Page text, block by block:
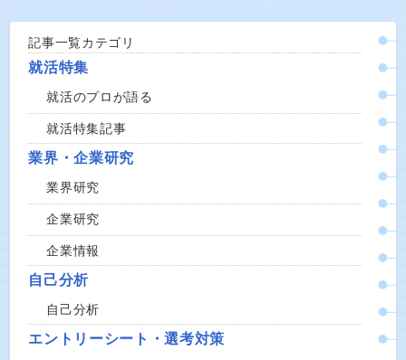
記事一覧カテゴリ
就活特集
就活のプロが語る
就活特集記事
業界・企業研究
業界研究
企業研究
企業情報
自己分析
自己分析
エントリーシート・選考対策